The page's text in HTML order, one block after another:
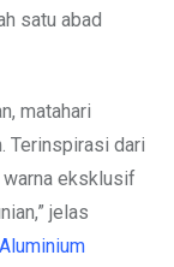
satu abad
matahari
Terinspirasi dari
warna eksklusif
jelas